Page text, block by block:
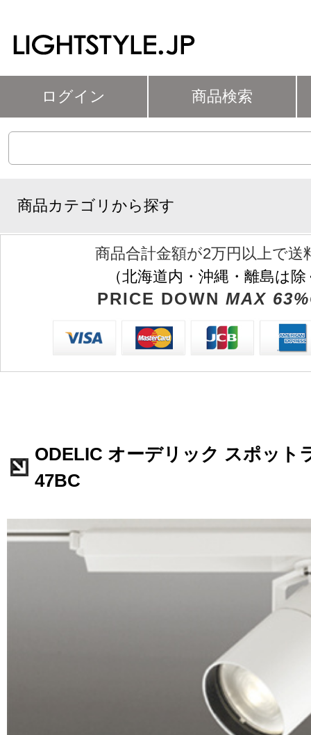
ログイン 商品検索
商品カテゴリから探す
商品合計金額が2万円以上で送
（北海道内・沖縄・離島は
PRICE DOWN MAX
ODELIC オーデリック スポット
47BC